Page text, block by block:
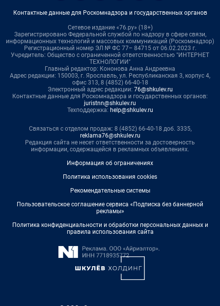
Контактные данные для Роскомнадзора и государственных органов
Сетевое издание «76.ру» (18+)
Зарегистрировано Федеральной службой по надзору в сфере связи,
информационных технологий и массовых коммуникаций (Роскомнадзор)
Регистрационный номер ЭЛ № ФС 77– 84715 от 06.02.2023 г.
Учредитель: Общество с ограниченной ответственностью "ИНТЕРНЕТ
ТЕХНОЛОГИИ"
Главный редактор: Кононова Анна Андреевна
Адрес редакции: 150003, г. Ярославль, ул. Республиканская 3, корпус 4,
офис 313, 8 (4852) 66-40-18
Электронный адрес редакции: 76@shkulev.ru
Контактные данные для Роскомнадзора и государственных органов:
juristnn@shkulev.ru
Техподдержка: help@shkulev.ru
Связаться с отделом продаж: 8 (4852) 66-40-18 доб. 3335,
reklama76@shkulev.ru
Редакция сайта не несет ответственности за достоверность
информации, содержащейся в рекламных объявлениях.
Информация об ограничениях
Политика использования cookies
Рекомендательные системы
Пользовательское соглашение сервиса «Подписка без баннерной
рекламы»
Политика конфиденциальности и обработки персональных данных и
правила использования сайта